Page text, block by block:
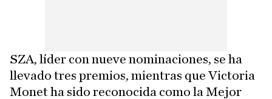
SZA, líder con nueve nominaciones, se ha
llevado tres premios, mientras que Victoria
Monet ha sido reconocida como la Mejor